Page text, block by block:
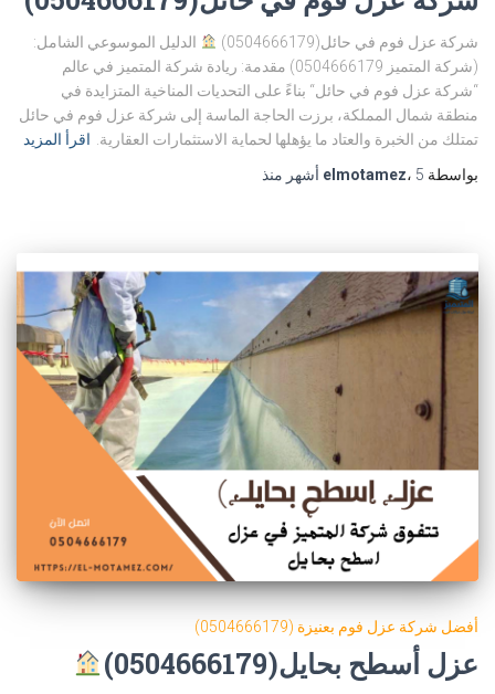
شركة عزل فوم في حائل(0504666179)
الدليل الموسوعي الشامل:
(شركة المتميز 0504666179) مقدمة: ريادة شركة المتميز في عالم
“شركة عزل فوم في حائل“ بناءً على التحديات المناخية المتزايدة في
منطقة شمال المملكة، برزت الحاجة الماسة إلى شركة عزل فوم في حائل
تمتلك من الخبرة والعتاد ما يؤهلها لحماية الاستثمارات العقارية.
اقرأ المزيد
بواسطة
elmotamez، 5 أشهر منذ
أفضل شركة عزل فوم بعنيزة (0504666179)
عزل أسطح بحايل(0504666179)